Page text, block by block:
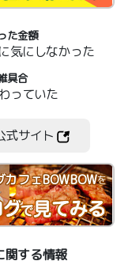
た金額
気にしなかった
具合
っていた
式サイト
カフェBOWBOWを
関する情報